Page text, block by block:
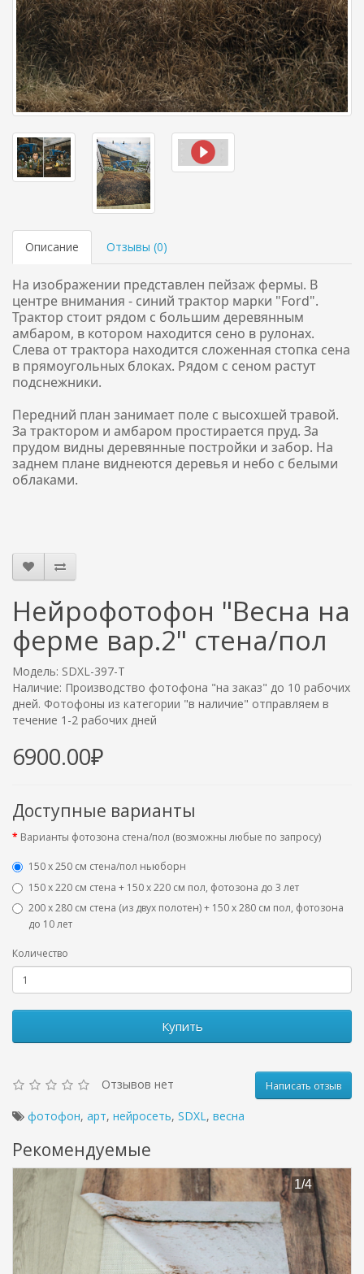
Описание Отзывы (0)
На изображении представлен пейзаж фермы. В
центре внимания - синий трактор марки "Ford".
Трактор стоит рядом с большим деревянным
амбаром, в котором находится сено в рулонах.
Слева от трактора находится сложенная стопка сена
в прямоугольных блоках. Рядом с сеном растут
подснежники.
Передний план занимает поле с высохшей травой.
За трактором и амбаром простирается пруд. За
прудом видны деревянные постройки и забор. На
заднем плане виднеются деревья и небо с белыми
облаками.
Нейрофотофон "Весна на
ферме вар.2" стена/пол
Модель: SDXL-397-T
Наличие: Производство фотофона "на заказ" до 10 рабочих
дней. Фотофоны из категории "в наличие" отправляем в
течение 1-2 рабочих дней
6900.00₽
Доступные варианты
Варианты фотозона стена/пол (возможны любые по запросу)
150 х 250 см стена/пол ньюборн
150 х 220 см стена + 150 х 220 см пол, фотозона до 3 лет
200 х 280 см стена (из двух полотен) + 150 х 280 см пол, фотозона
до 10 лет
Количество
Купить
Отзывов нет Написать отзыв
фотофон, арт, нейросеть, SDXL, весна
Рекомендуемые